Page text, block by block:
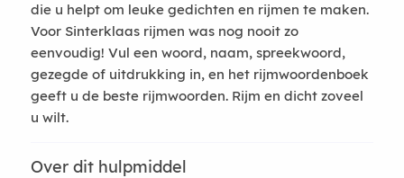
die u helpt om leuke gedichten en rijmen te maken.
Voor Sinterklaas rijmen was nog nooit zo
eenvoudig! Vul een woord, naam, spreekwoord,
gezegde of uitdrukking in, en het rijmwoordenboek
geeft u de beste rijmwoorden. Rijm en dicht zoveel
u wilt.
Over dit hulpmiddel